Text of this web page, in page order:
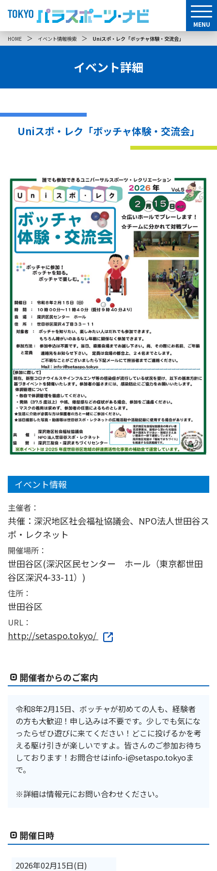
MENU
HOME ＞ イベント情報検索 ＞ Uniスポ・レク「ボッチャ体験・交流会」
イベント詳細
Uniスポ・レク「ボッチャ体験・交流会」
イベント情報
主催者：
共催：深沢地区社会福祉協議会、NPO法人世田谷ス
ポ・レクネット
開催場所：
世田谷区(深沢区民センター ホール（東京都世田
谷区深沢4-33-11）)
住所：
世田谷区
URL：
http://setaspo.tokyo/
開催者からのご案内
令和8年2月15日、ボッチャが初めての人も、経験者
の方も大歓迎！申し込みは不要です。少しでも気にな
ったらぜひ遊びに来てください！どこに投げるかを考
える駆け引きが楽しいですよ。皆さんのご参加お待ち
しております！お問合せはinfo-i@setaspo.tokyoま
で。
※詳細は情報元にお問い合わせください。
開催日時
2026年02月15日(日)